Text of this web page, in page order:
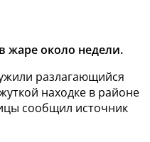
жаре около недели.
разлагающийся
находке в районе
сообщил источник